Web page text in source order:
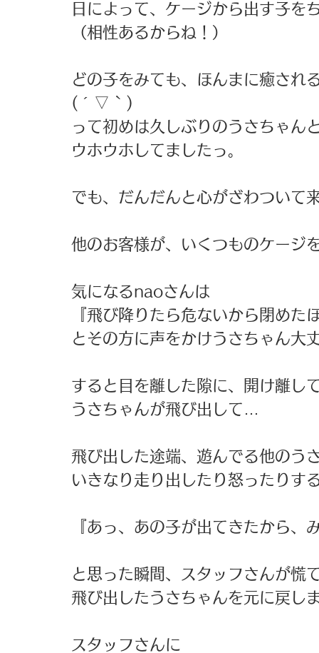
日によって、ケージから出す子を
（相性あるからね！）
どの子をみても、ほんまに癒され
( ´ ▽ ` )
って初めは久しぶりのうさちゃん
ウホウホしてましたっ。
でも、だんだんと心がざわついて
他のお客様が、いくつものケージ
気になるnaoさんは
『飛び降りたら危ないから閉めた
とその方に声をかけうさちゃん大
すると目を離した隙に、開け離し
うさちゃんが飛び出して…
飛び出した途端、遊んでる他のう
いきなり走り出したり怒ったりす
『あっ、あの子が出てきたから
と思った瞬間、スタッフさんが慌
飛び出したうさちゃんを元に戻し
スタッフさんに